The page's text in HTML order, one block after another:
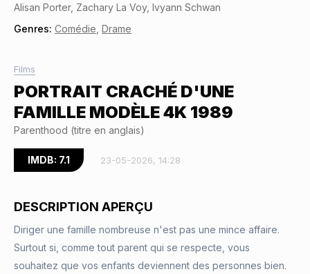
Alisan Porter, Zachary La Voy, Ivyann Schwan
Genres: Comédie Drame
Films
PORTRAIT CRACHÉ D'UNE
FAMILLE MODÈLE 4K 1989
Parenthood (titre en anglais)
IMDB: 7.1 23-05-2026, 14:28
DESCRIPTION APERÇU
Diriger une famille nombreuse n'est pas une mince affaire.
Surtout si, comme tout parent qui se respecte, vous
souhaitez que vos enfants deviennent des personnes bien.